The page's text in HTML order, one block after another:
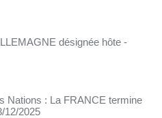
désignée hôte -
Nations : La FRANCE termine
12/2025